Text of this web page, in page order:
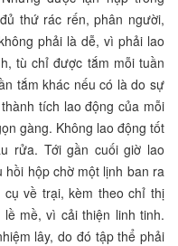
thứ rác rến, phân người,
phải là dễ, vì phải lao
tù chỉ được tắm mỗi tuần
tắm khác nếu có là do sự
tích lao động của mỗi
gàng. Không lao động tốt
rửa. Tới gần cuối giờ lao
hộp chờ một lịnh ban ra
về trại, kèm theo chỉ thị
mề, vì cải thiện linh tinh.
lây, do đó tập thể phải